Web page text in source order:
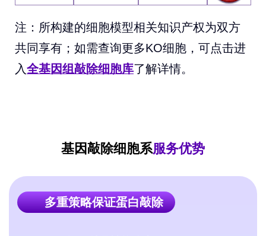
注：所构建的细胞模型相关知识产权为双方
共同享有；如需查询更多KO细胞，可点击进
入全基因组敲除细胞库了解详情。
基因敲除细胞系服务优势
多重策略保证蛋白敲除